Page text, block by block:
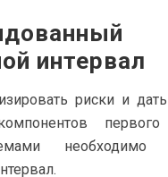
интервал
риски и
первого
необходимо